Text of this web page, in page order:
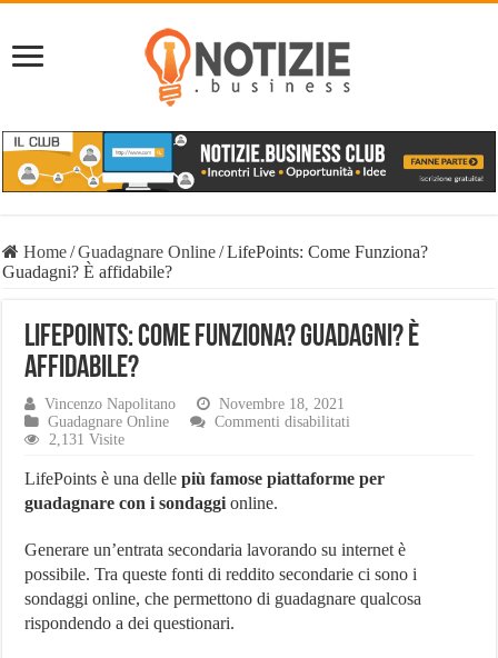
Home/Guadagnare Online/LifePoints: Come Funziona?
Guadagni? È affidabile?
LifePoints: Come Funziona? Guadagni? È
affidabile?
Vincenzo Napolitano
Novembre 18, 2021
Guadagnare Online
Commenti disabilitati
Funziona?
Guadagni?
2,131 Visite
LifePoints è una dellepiù famose piattaforme per
guadagnare con i sondaggi online.
Generare un’entrata secondaria lavorando su internet è
possibile. Tra queste fonti di reddito secondarie ci sono i
sondaggi online, che permettono di guadagnare qualcosa
rispondendo a dei questionari.